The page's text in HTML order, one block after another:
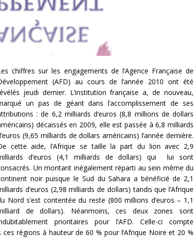
chiffres sur les engagements de l’Agence Française de
(AFD) au cours de l’année 2010 ont été
jeudi dernier. L’institution française a, de nouveau,
un pas de géant dans l’accomplissement de ses
: de 6,2 milliards d’euros (8,8 millions de dollars
décaissés en 2009, elle est passée à 6,8 milliards
(9,65 milliards de dollars américains) l’année dernière.
cette aide, l’Afrique se taille la part du lion avec 2,9
d’euros (4,1 milliards de dollars) qui lui sont
Un montant inégalement réparti au sein même du
noir puisque le Sud du Sahara a bénéficié de 2,1
d’euros (2,98 milliards de dollars) tandis que l’Afrique
Nord s’est contentée du reste (800 millions d’euros – 1,1
de dollars). Néanmoins, ces deux zones sont
prioritaires pour l’AFD. Celle-ci compte
ces régions à hauteur de 60 % pour l’Afrique Noire et 20 %